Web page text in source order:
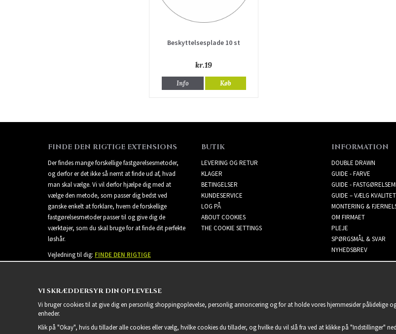
Beskyttelsesplade 10 st
kr.19
Info Køb
FINDE DEN RIGTIGE EXTENSIONS
Der findes mange forskellige fastgørelsesmetoder,
og derfor er det ikke så nemt at finde ud af, hvad
man skal vælge. Vi vil derfor hjælpe dig med at
vælge den metode, som passer dig bedst ved
ganske enkelt at forklare, hvem de forskellige
fastgørelsesmetoder passer til og give dig de
værktøjer, som du skal bruge for at finde dit perfekte
løshår.
Vejledning til dig: FINDE DEN RIGTIGE
BUTIK
LEVERING OG RETUR
KLAGER
BETINGELSER
KUNDESERVICE
LOG PÅ
ABOUT COOKIES
THE COOKIE SETTINGS
INFORMATION
DOUBLE DRAWN
GUIDE - FARVE
GUIDE -
GUIDE – VÆLG KVALITET
MONTERING &
OM FIRMAET
PLEJE
SPØRGSMÅL & SVAR
NYHEDSBREV
VI SKRÆDDERSYR DIN OPLEVELSE
Vi bruger cookies til at give dig en personlig shoppingoplevelse, personlig annoncering og for at holde vores hjemmesider pålidelige
enheder.
Klik på "Okay", hvis du tillader alle cookies eller vælg, hvilke cookies du tillader, og hvilke du vil slå fra ved at klikke på "Indstillinger"